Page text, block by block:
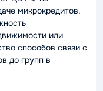
микрокредитов.
или
способов связи с
до групп в